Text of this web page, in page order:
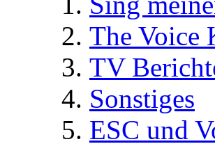
The Voice
TV
Sonstiges
ESC und